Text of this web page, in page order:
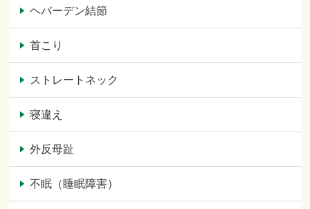
ヘバーデン結節
首こり
ストレートネック
寝違え
外反母趾
不眠（睡眠障害）